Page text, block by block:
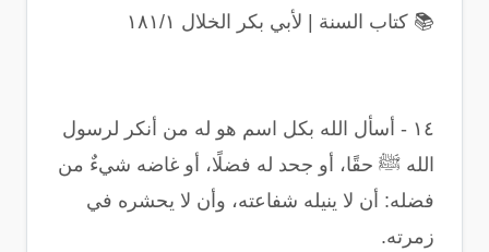
📚 كتاب السنة | لأبي بكر الخلال ١٨١/١
١٤ - أسأل الله بكل اسم هو له من أنكر لرسول
الله ﷺ حقًا، أو جحد له فضلًا، أو غاضه شيءٌ من
فضله: أن لا ينيله شفاعته، وأن لا يحشره في
زمرته.